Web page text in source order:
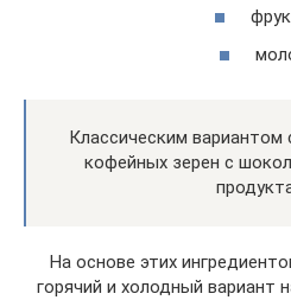
Классическим вариантом
кофейных зерен с
На основе этих
горячий и холодный вариант